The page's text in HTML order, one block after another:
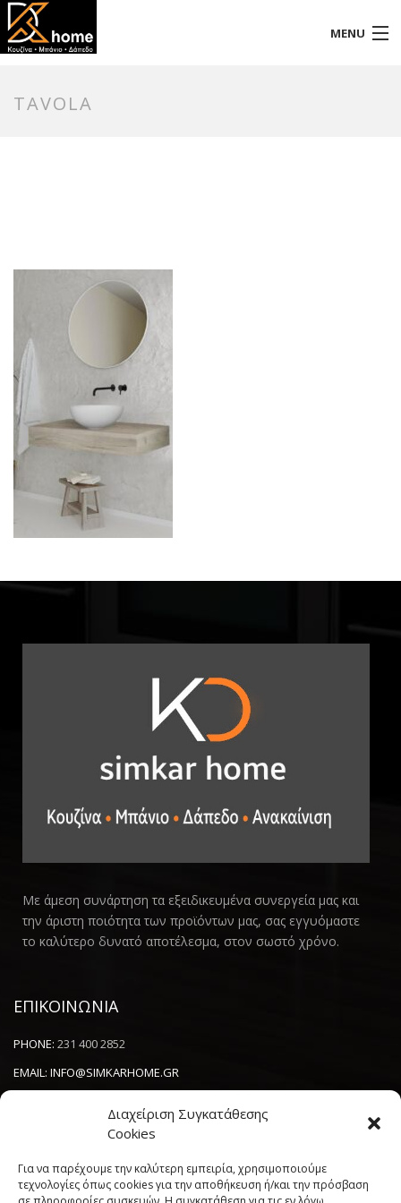
Διαχείριση Συγκατάθεσης
Cookies
Για να παρέχουμε την καλύτερη εμπειρία, χρησιμοποιούμε
τεχνολογίες όπως cookies για την αποθήκευση ή/και την πρόσβαση
MENU
TAVOLA
Με άμεση συνάρτηση τα εξειδικευμένα συνεργεία μας και
την άριστη ποιότητα των προϊόντων μας, σας εγγυόμαστε
το καλύτερο δυνατό αποτέλεσμα, στον σωστό χρόνο.
ΕΠΙΚΟΙΝΩΝΙΑ
PHONE: 231 400 2852
EMAIL: INFO@SIMKARHOME.GR
NEWSLETTER